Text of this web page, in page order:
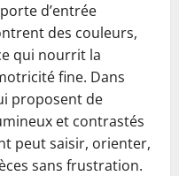
d’entrée
des couleurs,
qui nourrit la
fine. Dans
proposent de
et contrastés
peut saisir, orienter,
sans frustration.